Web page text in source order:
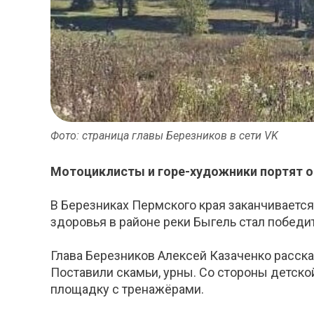
Фото: страница главы Березников в сети VK
Мотоциклисты и горе-художники портят
В Березниках Пермского края
здоровья в районе реки Быгель стал
Глава Березников Алексей Казаченко
Поставили скамьи, урны. Со стороны
площадку с тренажёрами.